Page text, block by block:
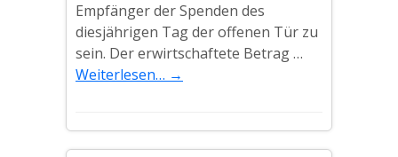
Empfänger der Spenden des
diesjährigen Tag der offenen Tür zu
sein. Der erwirtschaftete Betrag …
Weiterlesen… →